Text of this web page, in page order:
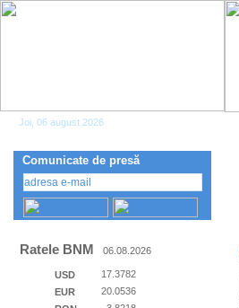
Joi, 06 august 2026
Comunicate de presă
Ratele BNM 06.08.2026
USD
17.3782
EUR
20.0536